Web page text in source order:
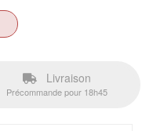
Livraison
Précommande pour 18h45